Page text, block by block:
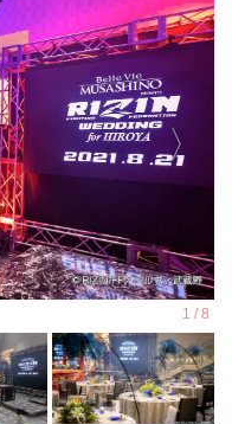
載中。ブライダルフェアや
を是非ご覧ください。